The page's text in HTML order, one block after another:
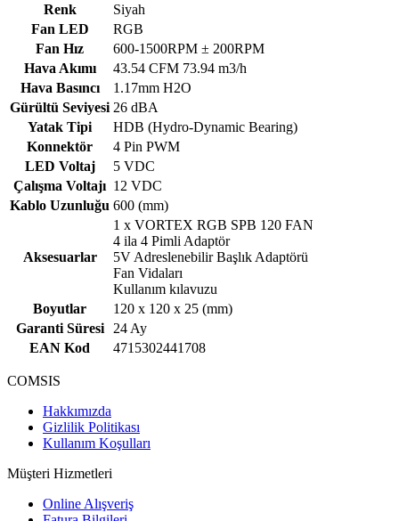
Renk
Siyah
Fan LED
RGB
Fan Hız
600-1500RPM ± 200RPM
Hava Akımı
43.54 CFM 73.94 m3/h
Hava Basıncı
1.17mm H2O
Gürültü Seviyesi 26 dBA
Yatak Tipi
HDB (Hydro-Dynamic Bearing)
Konnektör
4 Pin PWM
LED Voltaj
5 VDC
Çalışma Voltajı 12 VDC
Kablo Uzunluğu 600 (mm)
Aksesuarlar
1 x VORTEX RGB SPB 120 FAN
4 ila 4 Pimli Adaptör
5V Adreslenebilir Başlık Adaptörü
Fan Vidaları
Kullanım kılavuzu
Boyutlar
120 x 120 x 25 (mm)
Garanti Süresi
24 Ay
EAN Kod
4715302441708
COMSIS
Hakkımızda
Gizlilik Politikası
Kullanım Koşulları
Müşteri Hizmetleri
Online Alışveriş